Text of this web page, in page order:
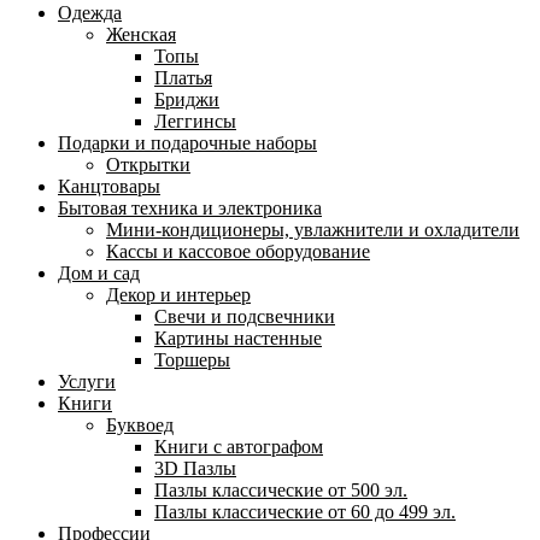
Одежда
Женская
Топы
Платья
Бриджи
Леггинсы
Подарки и подарочные наборы
Открытки
Канцтовары
Бытовая техника и электроника
Мини-кондиционеры, увлажнители и охладители
Кассы и кассовое оборудование
Дом и сад
Декор и интерьер
Свечи и подсвечники
Картины настенные
Торшеры
Услуги
Книги
Буквоед
Книги с автографом
3D Пазлы
Пазлы классические от 500 эл.
Пазлы классические от 60 до 499 эл.
Профессии